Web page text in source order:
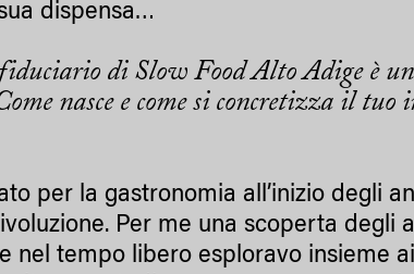
dispensa…
fiduciario di Slow Food Alto Adige è
nasce e come si concretizza il tuo
per la gastronomia all’inizio degli
Per me una scoperta degli
nel tempo libero esploravo insieme